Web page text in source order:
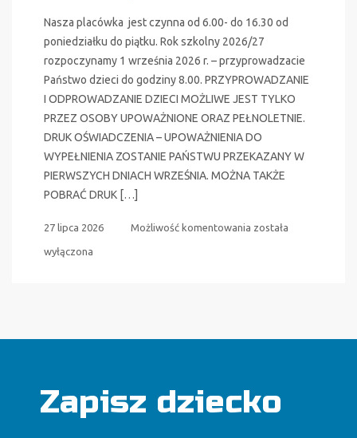
Nasza placówka jest czynna od 6.00- do 16.30 od
poniedziałku do piątku. Rok szkolny 2026/27
rozpoczynamy 1 września 2026 r. – przyprowadzacie
Państwo dzieci do godziny 8.00. PRZYPROWADZANIE
I ODPROWADZANIE DZIECI MOŻLIWE JEST TYLKO
PRZEZ OSOBY UPOWAŻNIONE ORAZ PEŁNOLETNIE.
DRUK OŚWIADCZENIA – UPOWAŻNIENIA DO
WYPEŁNIENIA ZOSTANIE PAŃSTWU PRZEKAZANY W
PIERWSZYCH DNIACH WRZEŚNIA. MOŻNA TAKŻE
POBRAĆ DRUK […]
27 lipca 2026 Możliwość komentowania Ważne
I
została
wyłączona
Zapisz dziecko